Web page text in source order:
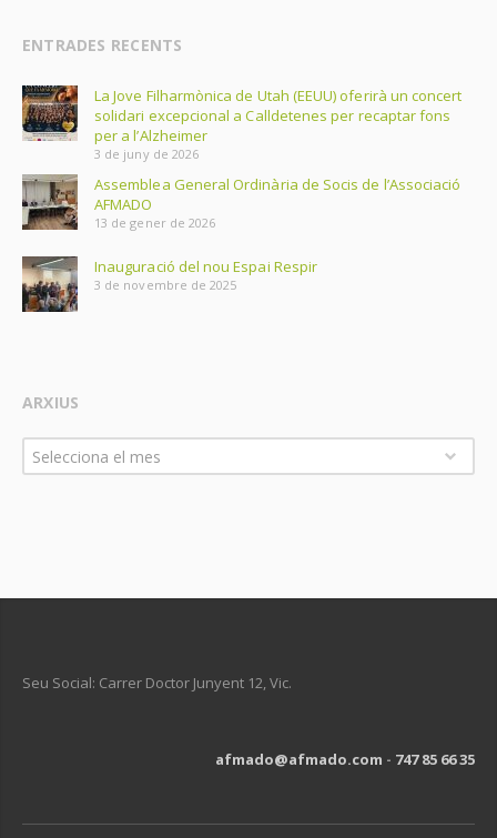
ENTRADES RECENTS
La Jove Filharmònica de Utah (EEUU) oferirà un concert
solidari excepcional a Calldetenes per recaptar fons
per a l’Alzheimer
3 de juny de 2026
Assemblea General Ordinària de Socis de l’Associació
AFMADO
13 de gener de 2026
Inauguració del nou Espai Respir
3 de novembre de 2025
ARXIUS
Arxius
Selecciona el mes
Seu Social: Carrer Doctor Junyent 12, Vic.
afmado@afmado.com - 747 85 66 35